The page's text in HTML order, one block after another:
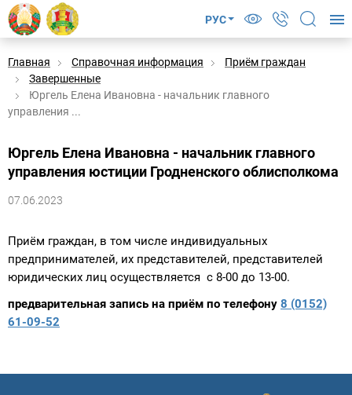
РУС
Главная Справочная информация
Приём граждан
Завершенные
Юргель Елена Ивановна - начальник главного
управления ...
Юргель Елена Ивановна - начальник главного
управления юстиции Гродненского облисполкома
07.06.2023
Приём граждан, в том числе индивидуальных
предпринимателей, их представителей, представителей
юридических лиц осуществляется с 8-00 до 13-00.
предварительная запись на приём по телефону 8 (0152)
61-09-52